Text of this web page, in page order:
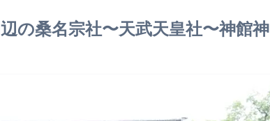
の桑名宗社〜天武天皇社〜神館神